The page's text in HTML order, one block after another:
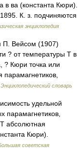
ва (константа Кюри).
К. з. подчиняются
энциклопедия
Вейсом (1907)
? от температуры Т в
? Кюри точка или
словарь
удельной
парамагнетиков,
Кюри).
советская